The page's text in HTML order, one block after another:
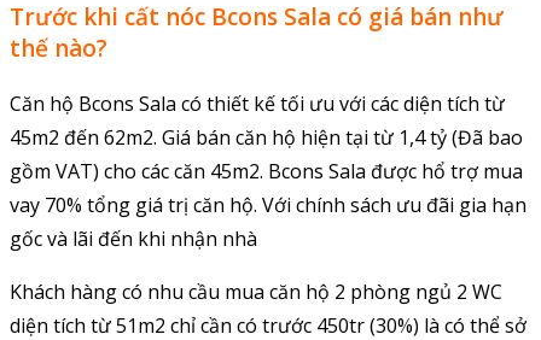
Trước khi cất nóc Bcons Sala có giá bán như
thế nào?
Căn hộ Bcons Sala có thiết kế tối ưu với các diện tích từ
45m2 đến 62m2. Giá bán căn hộ hiện tại từ 1,4 tỷ (Đã bao
gồm VAT) cho các căn 45m2. Bcons Sala được hổ trợ mua
vay 70% tổng giá trị căn hộ. Với chính sách ưu đãi gia hạn
gốc và lãi đến khi nhận nhà
Khách hàng có nhu cầu mua căn hộ 2 phòng ngủ 2 WC
diện tích từ 51m2 chỉ cần có trước 450tr (30%) là có thể sở